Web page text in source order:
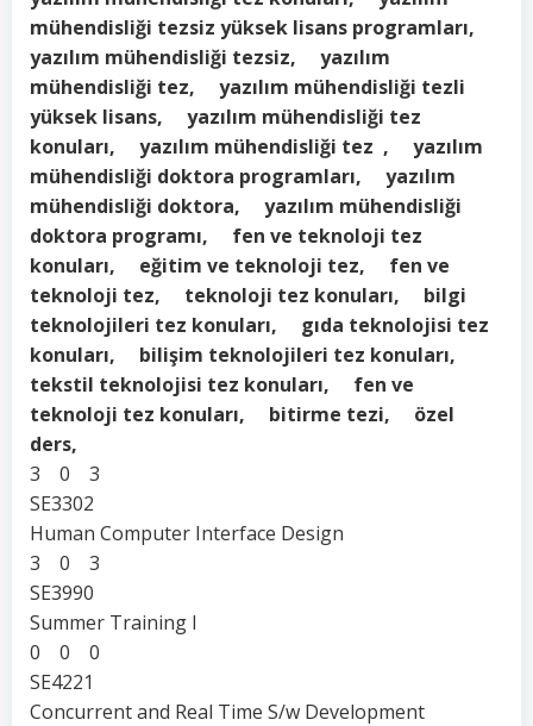
mühendisliği tezsiz yüksek lisans programları,
yazılım mühendisliği tezsiz, yazılım
mühendisliği tez, yazılım mühendisliği tezli
yüksek lisans, yazılım mühendisliği tez
konuları, yazılım mühendisliği tez , yazılım
mühendisliği doktora programları, yazılım
mühendisliği doktora, yazılım mühendisliği
doktora programı, fen ve teknoloji tez
konuları, eğitim ve teknoloji tez, fen ve
teknoloji tez, teknoloji tez konuları, bilgi
teknolojileri tez konuları, gıda teknolojisi tez
konuları, bilişim teknolojileri tez konuları,
tekstil teknolojisi tez konuları, fen ve
teknoloji tez konuları, bitirme tezi, özel
ders,
3 0 3
SE3302
Human Computer Interface Design
3 0 3
SE3990
Summer Training I
0 0 0
SE4221
Concurrent and Real Time S/w Development